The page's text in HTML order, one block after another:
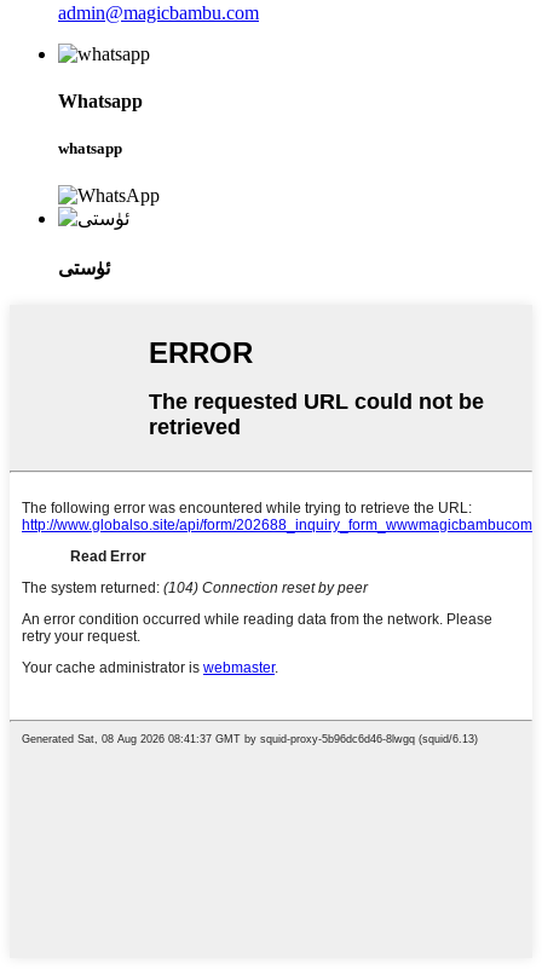
admin@magicbambu.com
Whatsapp
whatsapp
ئۈستى